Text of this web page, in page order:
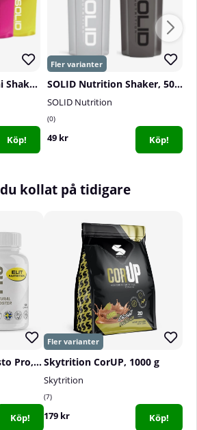
SOLID Nutrition Mini Shaker, 300 ml
Köp!
SOLID Nutrition Shaker, 500 ml
SOLID Nutrition
0
49 kr Köp!
kollat på tidigare
2 x Elit Nutrition Testo Pro, 120 caps
Köp!
Skytrition CorUP, 1000 g
Skytrition
7
179 kr Köp!